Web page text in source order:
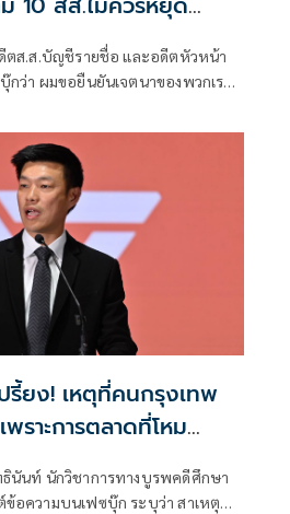
ตส.ส.บัญชีรายชื่อ และอดีตหัวหน้า
กว่า ผมขอยืนยันเจตนาของพวกเรา
รี้ยง! เหตุที่คนกรุงเทพ
ราะการตลาดที่โหม
พคดีศึกษา
นเฟซบุ๊ก ระบุว่า สาเหตุที่